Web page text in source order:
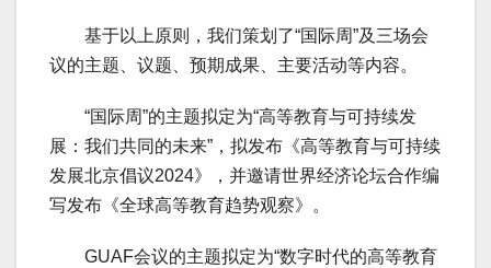
基于以上原则，我们策划了“国际周”及三场会
议的主题、议题、预期成果、主要活动等内容。
“国际周”的主题拟定为“高等教育与可持续发
展：我们共同的未来”，拟发布《高等教育与可持续
发展北京倡议2024》，并邀请世界经济论坛合作编
写发布《全球高等教育趋势观察》。
GUAF会议的主题拟定为“数字时代的高等教育